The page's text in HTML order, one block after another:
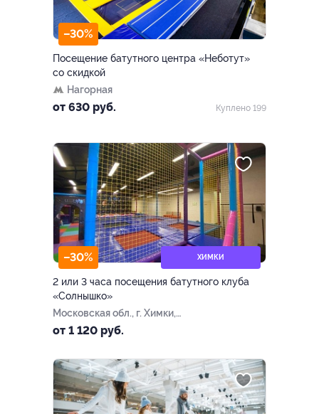
–30%
Посещение батутного центра «Неботут»
со скидкой
Нагорная
от 630 руб. Куплено 199
–30% ХИМКИ
2 или 3 часа посещения батутного клуба
«Солнышко»
Московская обл., г. Химки,
Транспортный пр., д. 3, стр.
от 1 120 руб.